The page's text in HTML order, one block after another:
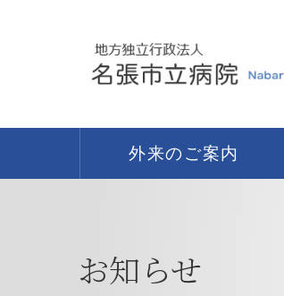
外来のご案内
お知らせ